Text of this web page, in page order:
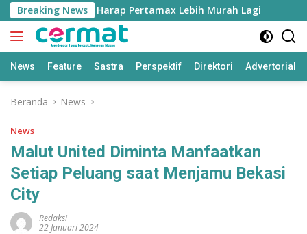
Langsung
ke
konten
Breaking News
Taliabu Harap Pertamax Lebih Murah Lagi
News Feature Sastra Perspektif Direktori Advertorial
Beranda News
News
Malut United Diminta Manfaatkan
Setiap Peluang saat Menjamu Bekasi
City
Redaksi
22 Januari 2024